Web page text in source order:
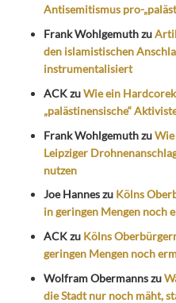
Antisemitismus pro-
Frank Wohlgemuthzu
den islamistischen
instrumentalisiert
ACKzuWie ein
„palästinensische“
Frank WohlgemuthzuWie
Leipziger
nutzen
Joe Hanneszu Kölns
in geringen Mengen noch
ACKzu Kölns
geringen Mengen noch
Wolfram Obermannszu
die Stadt nur noch mäht,